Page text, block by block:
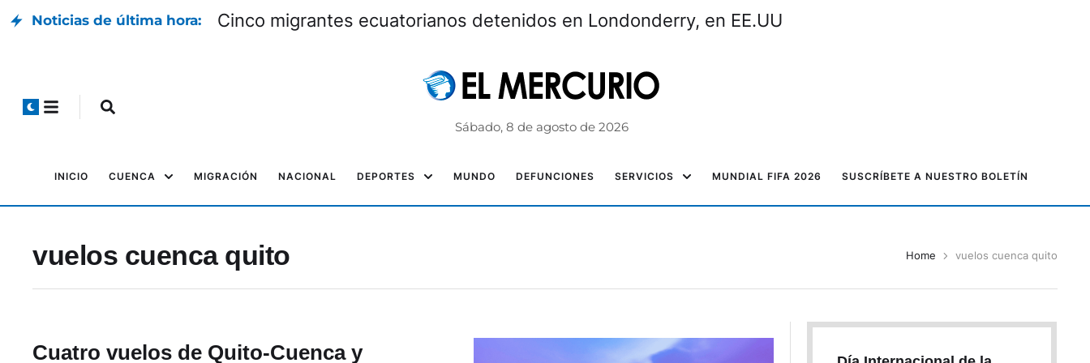
Noticias de última hora: Cinco migrantes ecuatorianos detenidos en Londonderry, en EE.UU
Sábado, 8 de agosto de 2026
INICIO CUENCA MIGRACIÓN NACIONAL DEPORTES MUNDO DEFUNCIONES SERVICIOS MUNDIAL FIFA 2026 SUSCRÍBETE A NUESTRO BOLETÍN
vuelos cuenca quito Home vuelos cuenca quito
Cuatro vuelos de Quito-Cuenca y